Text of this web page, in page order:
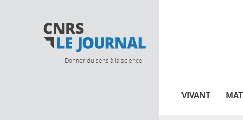
Donner du sens à la science
VIVANT